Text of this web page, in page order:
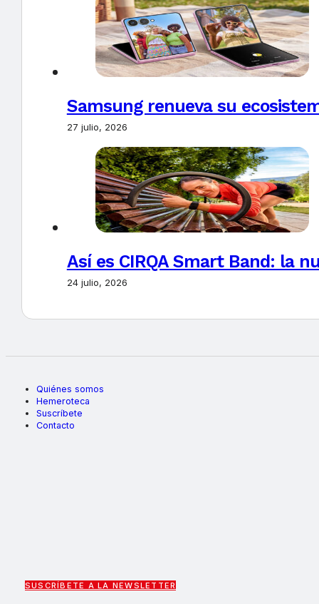
Samsung renueva su
27 julio, 2026
Así es CIRQA Smart Band: la
24 julio, 2026
Quiénes somos
Hemeroteca
Suscríbete
Contacto
SUSCRÍBETE A LA NEWSLETTER